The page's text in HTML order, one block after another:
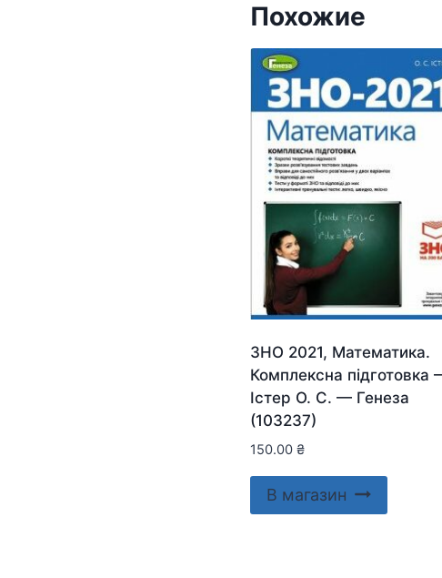
Похожие
ЗНО 2021, Математика.
Комплексна підготовка
Істер О. С. — Генеза
(103237)
150.00 ₴
В магазин